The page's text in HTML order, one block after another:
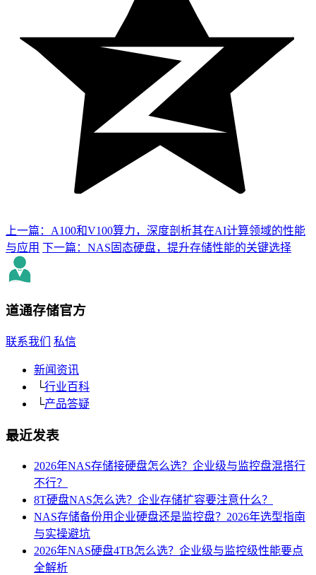
上一篇：A100和V100算力，深度剖析其在AI计算领域的性能
与应用 下一篇：NAS固态硬盘，提升存储性能的关键选择
道通存储官方
联系我们 私信
新闻资讯
└行业百科
└产品答疑
最近发表
2026年NAS存储接硬盘怎么选？企业级与监控盘混搭行
不行？
8T硬盘NAS怎么选？企业存储扩容要注意什么？
NAS存储备份用企业硬盘还是监控盘？2026年选型指南
与实操避坑
2026年NAS硬盘4TB怎么选？企业级与监控级性能要点
全解析